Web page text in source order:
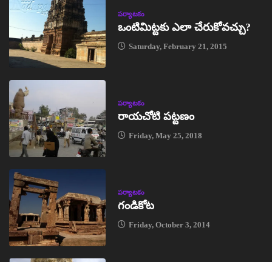
పర్యాటకం
ఒంటిమిట్టకు ఎలా చేరుకోవచ్చు?
Saturday, February 21, 2015
పర్యాటకం
రాయచోటి పట్టణం
Friday, May 25, 2018
పర్యాటకం
గండికోట
Friday, October 3, 2014